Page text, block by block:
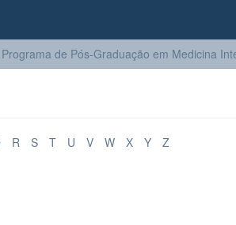
de Pós-Graduação em Medicina
R S T U V W X Y Z